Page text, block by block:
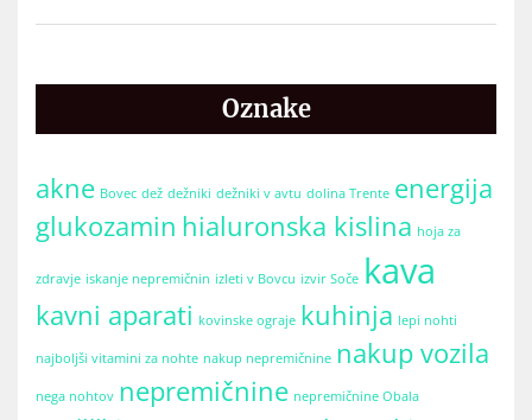
Oznake
akne Bovec dež dežniki dežniki v avtu dolina Trente energija
glukozamin hialuronska kislina hoja za
zdravje iskanje nepremičnin izleti v Bovcu izvir Soče kava
kavni aparati kovinske ograje kuhinja lepi nohti
najboljši vitamini za nohte nakup nepremičnine nakup vozila
nega nohtov nepremičnine nepremičnine Obala